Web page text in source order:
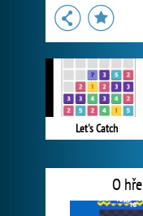
Let's Catch
O hře